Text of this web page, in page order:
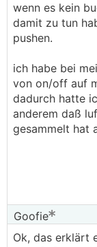
wenn es kein
damit zu tun
pushen.
ich habe bei
von on/off auf
dadurch hatte
anderem daß
gesammelt hat
Goofie
Ok, das erklärt